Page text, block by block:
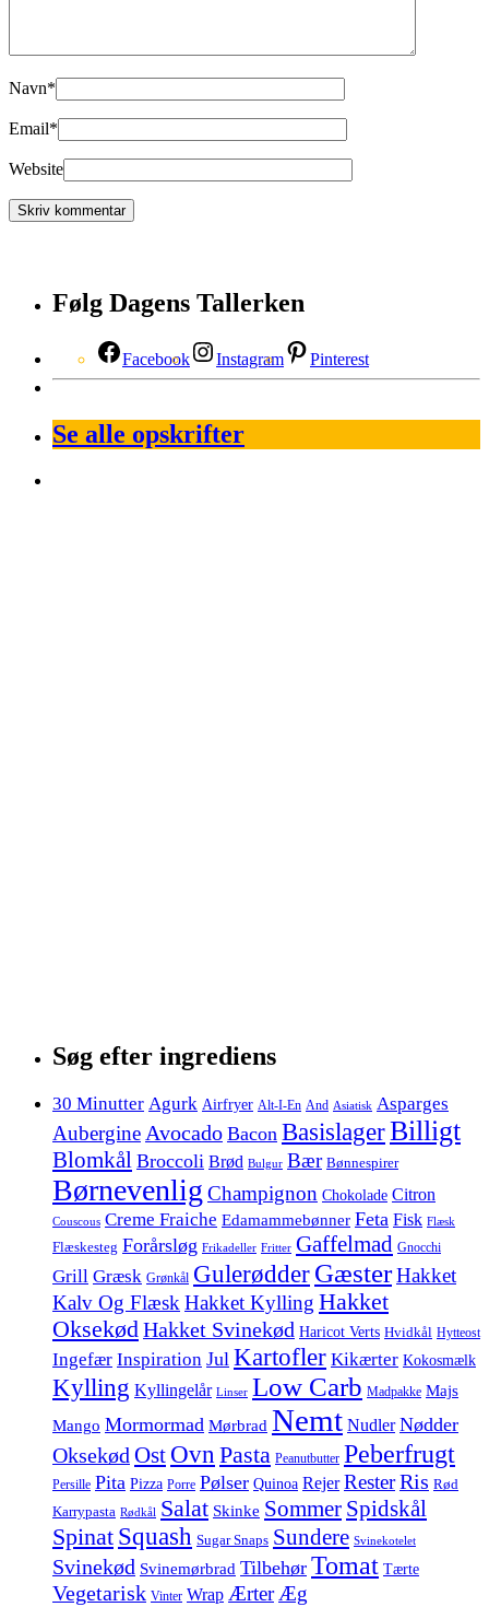
Navn*
Email*
Website
Følg Dagens Tallerken
Facebook Instagram Pinterest
Se alle opskrifter
Søg efter ingrediens
30 Minutter Agurk Airfryer Alt-I-En And Asiatisk Asparges
Aubergine Avocado Bacon BasislagerBilligt
Blomkål Broccoli Brød Bulgur Bær Bønnespirer
Børnevenlig Champignon Chokolade Citron
Couscous Creme Fraiche Edamammebønner Feta Fisk Flæsk
Flæskesteg Forårsløg Frikadeller Fritter Gaffelmad Gnocchi
Grill Græsk Grønkål GulerødderGæsterHakket
Kalv Og Flæsk Hakket Kylling Hakket
OksekødHakket Svinekød Haricot Verts Hvidkål Hytteost
Ingefær Inspiration Jul Kartofler Kikærter Kokosmælk
Kylling Kyllingelår Linser Low Carb Madpakke Majs
Mango Mormormad Mørbrad Nemt Nudler Nødder
Oksekød Ost Ovn Pasta Peanutbutter Peberfrugt
Persille Pita Pizza Porre Pølser Quinoa Rejer ResterRis Rød
Karrypasta Rødkål Salat Skinke Sommer Spidskål
Spinat Squash Sugar Snaps Sundere Svinekotelet
Svinekød Svinemørbrad Tilbehør Tomat Tærte
Vegetarisk Vinter Wrap Ærter Æg